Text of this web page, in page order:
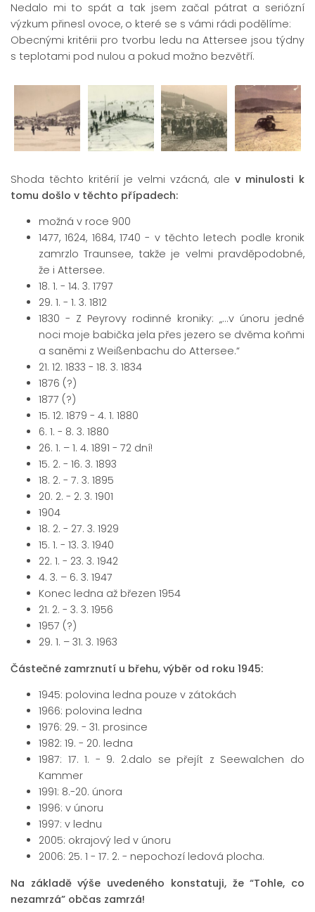
Nedalo mi to spát a tak jsem začal pátrat a seriózní
výzkum přinesl ovoce, o které se s vámi rádi podělíme:
Obecnými kritérii pro tvorbu ledu na Attersee jsou týdny
s teplotami pod nulou a pokud možno bezvětří.
Shoda těchto kritérií je velmi vzácná, ale v minulosti k
tomu došlo v těchto případech:
možná v roce 900
1477, 1624, 1684, 1740 - v těchto letech podle kronik
zamrzlo Traunsee, takže je velmi pravděpodobné,
že i Attersee.
18. 1. - 14. 3. 1797
29. 1. - 1. 3. 1812
1830 - Z Peyrovy rodinné kroniky: „...v únoru jedné
noci moje babička jela přes jezero se dvěma koňmi
a saněmi z Weißenbachu do Attersee.“
21. 12. 1833 - 18. 3. 1834
1876 ​​(?)
1877 (?)
15. 12. 1879 - 4. 1. 1880
6. 1. - 8. 3. 1880
26. 1. – 1. 4. 1891 - 72 dní!
15. 2. - 16. 3. 1893
18. 2. - 7. 3. 1895
20. 2. - 2. 3. 1901
1904
18. 2. - 27. 3. 1929
15. 1. - 13. 3. 1940
22. 1. - 23. 3. 1942
4. 3. – 6. 3. 1947
Konec ledna až březen 1954
21. 2. - 3. 3. 1956
1957 (?)
29. 1. – 31. 3. 1963
Částečné zamrznutí u břehu, výběr od roku 1945:
1945: polovina ledna pouze v zátokách
1966: polovina ledna
1976: 29. - 31. prosince
1982: 19. - 20. ledna
1987: 17. 1. - 9. 2.dalo se přejít z Seewalchen do
Kammer
1991: 8.-20. února
1996: v únoru
1997: v lednu
2005: okrajový led v únoru
2006: 25. 1 - 17. 2. - nepochozí ledová plocha.
Na základě výše uvedeného konstatuji, že “Tohle, co
nezamrzá” občas zamrzá!